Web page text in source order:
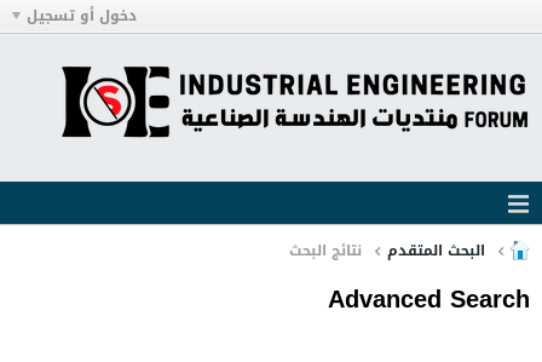
دخول أو تسجيل
البحث المتقدم نتائج البحث
Advanced Search